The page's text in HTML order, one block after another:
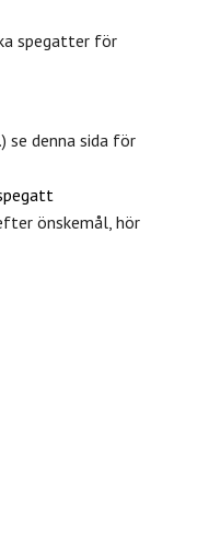
spegatter för
se denna sida för
önskemål, hör